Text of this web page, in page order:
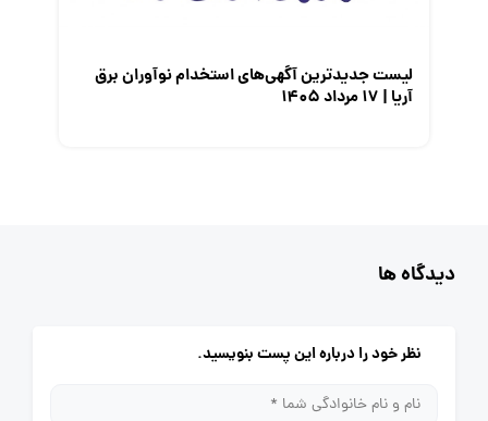
لیست جدیدترین آگهی‌های استخدام نوآوران برق
آریا | ۱۷ مرداد ۱۴۰۵
دیدگاه ها
نظر خود را درباره این پست بنویسید.